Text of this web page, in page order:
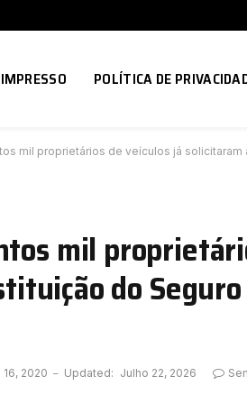
POLÍTICA DE
mil proprietários de veículos já solicitaram
mil
do Seguro
2020 Updated: Julho 22, 2026